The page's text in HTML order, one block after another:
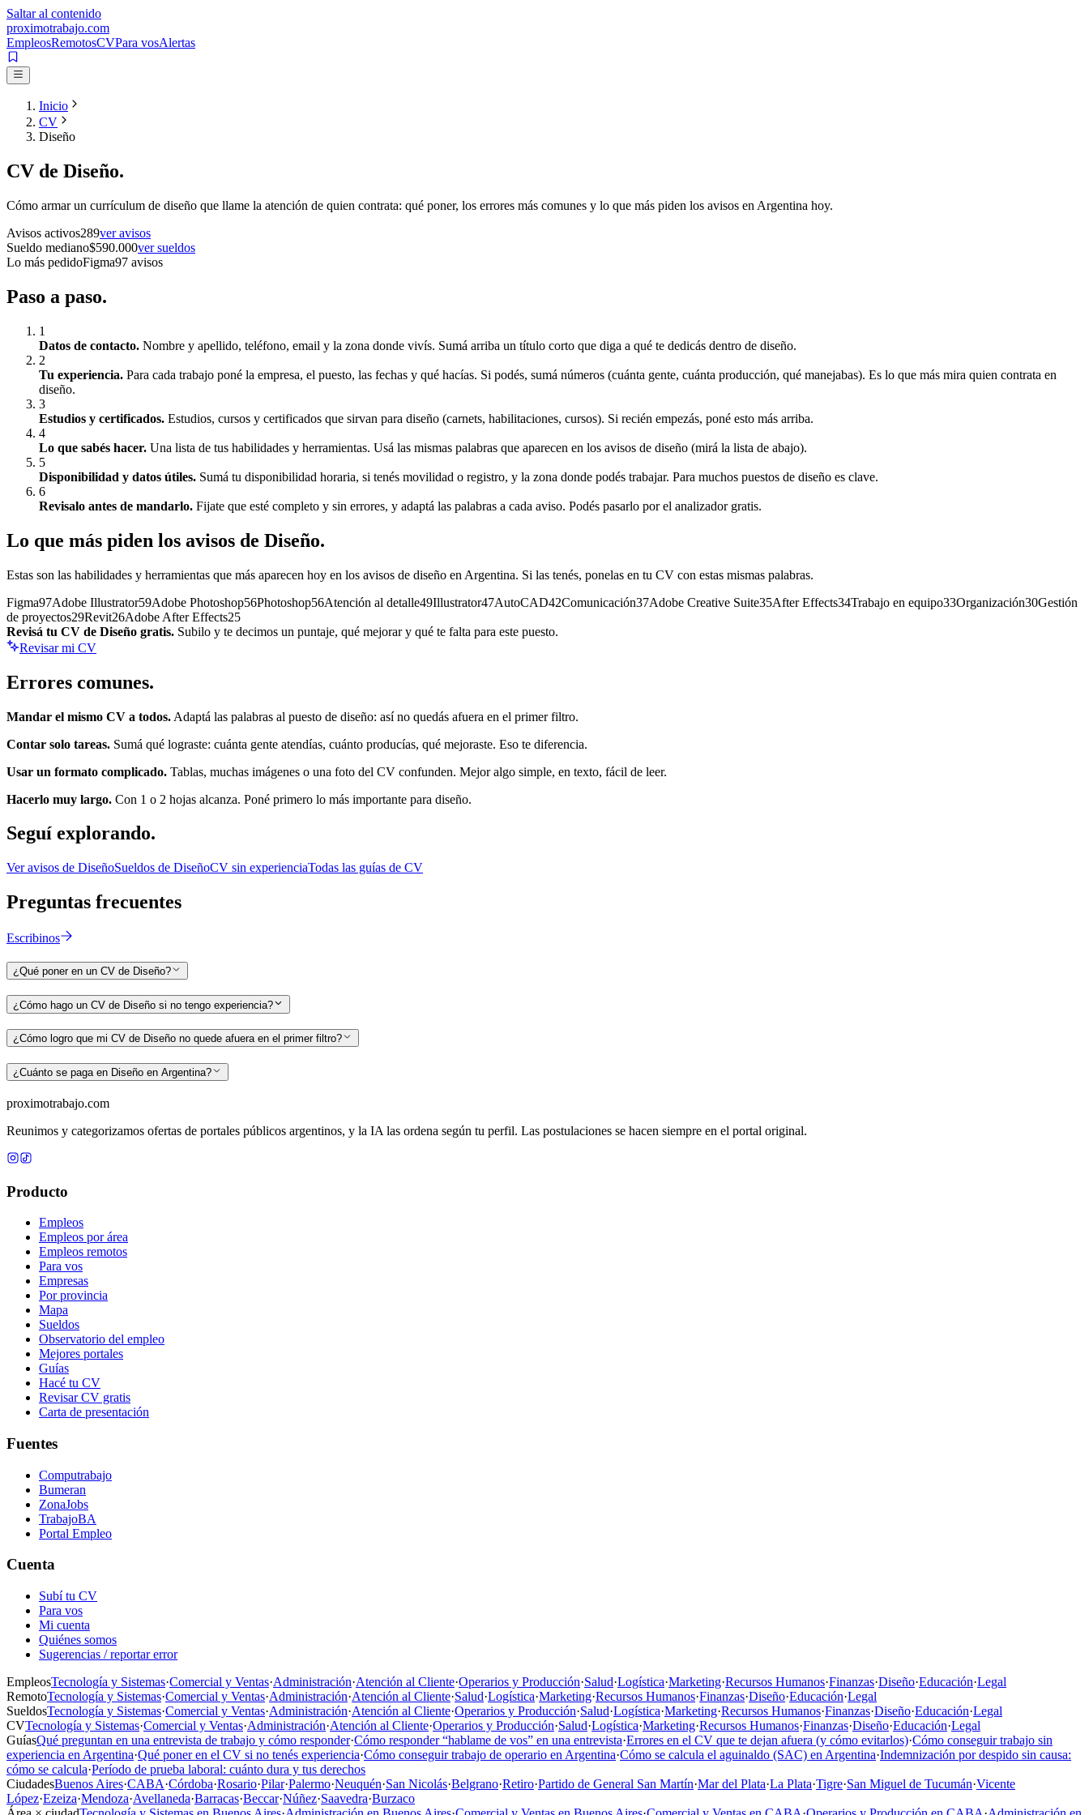
Saltar al contenido
proximotrabajo.com
EmpleosRemotosCVPara vosAlertas
Inicio
CV
Diseño
CV de Diseño.
Cómo armar un currículum de diseño que llame la atención de quien contrata: qué poner, los errores más comunes y lo que más piden los avisos en Argentina hoy.
Avisos activos289ver avisos
Sueldo mediano$590.000ver sueldos
Lo más pedidoFigma97 avisos
Paso a paso.
1
Datos de contacto. Nombre y apellido, teléfono, email y la zona donde vivís. Sumá arriba un título corto que diga a qué te dedicás dentro de diseño.
2
Tu experiencia. Para cada trabajo poné la empresa, el puesto, las fechas y qué hacías. Si podés, sumá números (cuánta gente, cuánta producción, qué manejabas). Es lo que más mira quien contrata en
diseño.
3
Estudios y certificados. Estudios, cursos y certificados que sirvan para diseño (carnets, habilitaciones, cursos). Si recién empezás, poné esto más arriba.
4
Lo que sabés hacer. Una lista de tus habilidades y herramientas. Usá las mismas palabras que aparecen en los avisos de diseño (mirá la lista de abajo).
5
Disponibilidad y datos útiles. Sumá tu disponibilidad horaria, si tenés movilidad o registro, y la zona donde podés trabajar. Para muchos puestos de diseño es clave.
6
Revisalo antes de mandarlo. Fijate que esté completo y sin errores, y adaptá las palabras a cada aviso. Podés pasarlo por el analizador gratis.
Lo que más piden los avisos de Diseño.
Estas son las habilidades y herramientas que más aparecen hoy en los avisos de diseño en Argentina. Si las tenés, ponelas en tu CV con estas mismas palabras.
Figma97Adobe Illustrator59Adobe Photoshop56Photoshop56Atención al detalle49Illustrator47AutoCAD42Comunicación37Adobe Creative Suite35After Effects34Trabajo en equipo33Organización30Gestión
de proyectos29Revit26Adobe After Effects25
Revisá tu CV de Diseño gratis. Subilo y te decimos un puntaje, qué mejorar y qué te falta para este puesto.
Revisar mi CV
Errores comunes.
Mandar el mismo CV a todos. Adaptá las palabras al puesto de diseño: así no quedás afuera en el primer filtro.
Contar solo tareas. Sumá qué lograste: cuánta gente atendías, cuánto producías, qué mejoraste. Eso te diferencia.
Usar un formato complicado. Tablas, muchas imágenes o una foto del CV confunden. Mejor algo simple, en texto, fácil de leer.
Hacerlo muy largo. Con 1 o 2 hojas alcanza. Poné primero lo más importante para diseño.
Seguí explorando.
Ver avisos de DiseñoSueldos de DiseñoCV sin experienciaTodas las guías de CV
Preguntas frecuentes
Escribinos
¿Qué poner en un CV de Diseño?
¿Cómo hago un CV de Diseño si no tengo experiencia?
¿Cómo logro que mi CV de Diseño no quede afuera en el primer filtro?
¿Cuánto se paga en Diseño en Argentina?
proximotrabajo.com
Reunimos y categorizamos ofertas de portales públicos argentinos, y la IA las ordena según tu perfil. Las postulaciones se hacen siempre en el portal original.
Producto
Empleos
Empleos por área
Empleos remotos
Para vos
Empresas
Por provincia
Mapa
Sueldos
Observatorio del empleo
Mejores portales
Guías
Hacé tu CV
Revisar CV gratis
Carta de presentación
Fuentes
Computrabajo
Bumeran
ZonaJobs
TrabajoBA
Portal Empleo
Cuenta
Subí tu CV
Para vos
Mi cuenta
Quiénes somos
Sugerencias / reportar error
EmpleosTecnología y Sistemas·Comercial y Ventas·Administración·Atención al Cliente·Operarios y Producción·Salud·Logística·Marketing·Recursos Humanos·Finanzas·Diseño·Educación·Legal
RemotoTecnología y Sistemas·Comercial y Ventas·Administración·Atención al Cliente·Salud·Logística·Marketing·Recursos Humanos·Finanzas·Diseño·Educación·Legal
SueldosTecnología y Sistemas·Comercial y Ventas·Administración·Atención al Cliente·Operarios y Producción·Salud·Logística·Marketing·Recursos Humanos·Finanzas·Diseño·Educación·Legal
CVTecnología y Sistemas·Comercial y Ventas·Administración·Atención al Cliente·Operarios y Producción·Salud·Logística·Marketing·Recursos Humanos·Finanzas·Diseño·Educación·Legal
GuíasQué preguntan en una entrevista de trabajo y cómo responder·Cómo responder “hablame de vos” en una entrevista·Errores en el CV que te dejan afuera (y cómo evitarlos)·Cómo conseguir trabajo sin
experiencia en Argentina·Qué poner en el CV si no tenés experiencia·Cómo conseguir trabajo de operario en Argentina·Cómo se calcula el aguinaldo (SAC) en Argentina·Indemnización por despido sin causa:
cómo se calcula·Período de prueba laboral: cuánto dura y tus derechos
CiudadesBuenos Aires·CABA·Córdoba·Rosario·Pilar·Palermo·Neuquén·San Nicolás·Belgrano·Retiro·Partido de General San Martín·Mar del Plata·La Plata·Tigre·San Miguel de Tucumán·Vicente
López·Ezeiza·Mendoza·Avellaneda·Barracas·Beccar·Núñez·Saavedra·Burzaco